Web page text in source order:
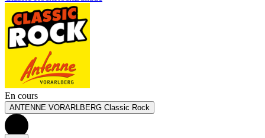
En cours
ANTENNE VORARLBERG Classic Rock